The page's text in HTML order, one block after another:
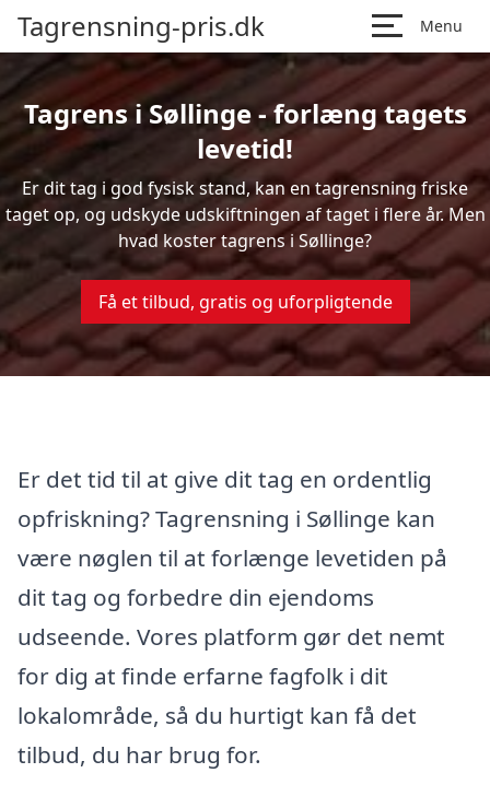
Tagrensning-pris.dk Menu
Tagrens i Søllinge - forlæng tagets
levetid!
Er dit tag i god fysisk stand, kan en tagrensning friske
taget op, og udskyde udskiftningen af taget i flere år. Men
hvad koster tagrens i Søllinge?
Få et tilbud, gratis og uforpligtende
Er det tid til at give dit tag en ordentlig
opfriskning? Tagrensning i Søllinge kan
være nøglen til at forlænge levetiden på
dit tag og forbedre din ejendoms
udseende. Vores platform gør det nemt
for dig at finde erfarne fagfolk i dit
lokalområde, så du hurtigt kan få det
tilbud, du har brug for.